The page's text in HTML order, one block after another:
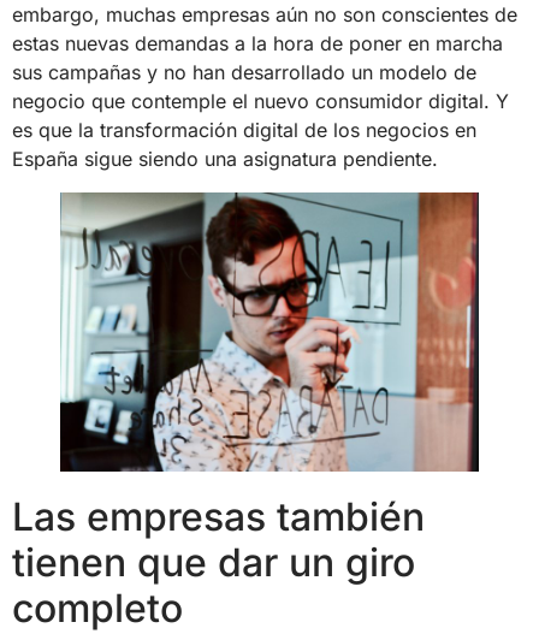
embargo, muchas empresas aún no son conscientes de
estas nuevas demandas a la hora de poner en marcha
sus campañas y no han desarrollado un modelo de
negocio que contemple el nuevo consumidor digital. Y
es que la transformación digital de los negocios en
España sigue siendo una asignatura pendiente.
Las empresas también
tienen que dar un giro
completo